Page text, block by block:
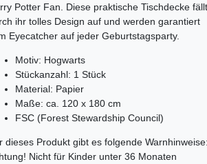
Potter Fan. Diese praktische Tischdecke fällt
ihr tolles Design auf und werden garantiert
Eyecatcher auf jeder Geburtstagsparty.
Motiv: Hogwarts
Stückanzahl: 1 Stück
Material: Papier
Maße: ca. 120 x 180 cm
FSC (Forest Stewardship Council)
dieses Produkt gibt es folgende Warnhinweise:
Nicht für Kinder unter 36 Monaten